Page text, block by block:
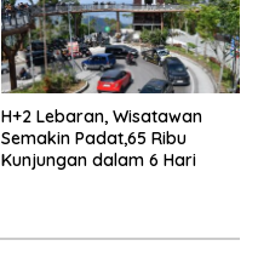
H+2 Lebaran, Wisatawan
Semakin Padat,65 Ribu
Kunjungan dalam 6 Hari